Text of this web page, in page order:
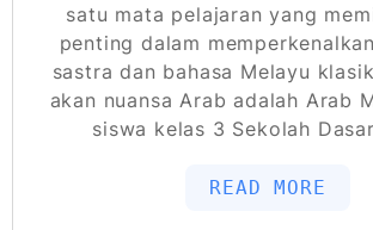
satu mata pelajaran yang
penting dalam
sastra dan bahasa Melayu
akan nuansa Arab adalah Arab
siswa kelas 3 Sekolah
READ MORE